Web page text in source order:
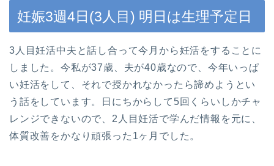
妊娠3週4日(3人目) 明日は生理予定日
3人目妊活中夫と話し合って今月から妊活をすることに
しました。今私が37歳、夫が40歳なので、今年いっぱ
い妊活をして、それで授かれなかったら諦めようとい
う話をしています。日にちからして5回くらいしかチャ
レンジできないので、2人目妊活で学んだ情報を元に、
体質改善をかなり頑張った1ヶ月でした。